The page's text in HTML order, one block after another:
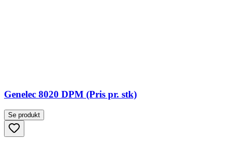
Genelec 8020 DPM (Pris pr. stk)
Se produkt